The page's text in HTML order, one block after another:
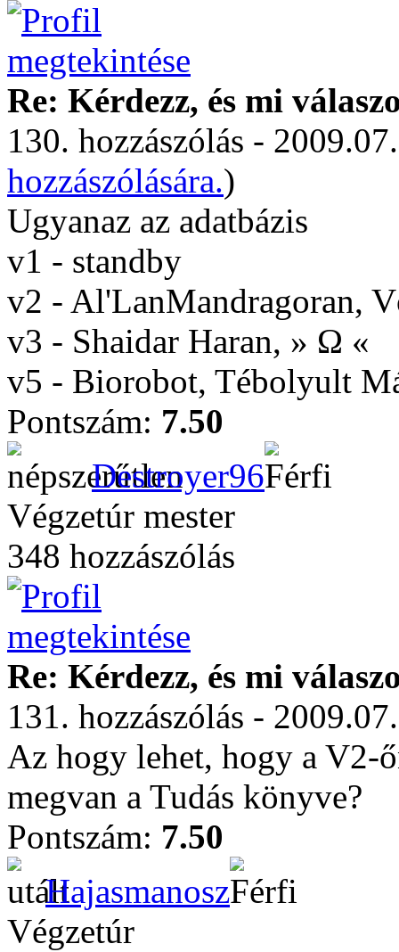
Re: Kérdezz, és mi
130. hozzászólás -
hozzászólására.)
Ugyanaz az adatbázis
v1 - standby
v2 - Al'LanMandragoran,
v3 - Shaidar Haran, » Ω «
v5 - Biorobot, Tébolyult
Pontszám: 7.50
Destroyer96
Végzetúr mester
348 hozzászólás
Re: Kérdezz, és mi
131. hozzászólás -
Az hogy lehet, hogy a V2-
megvan a Tudás könyve?
Pontszám: 7.50
Hajasmanosz
Végzetúr